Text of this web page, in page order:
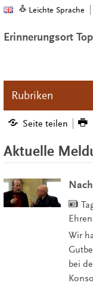
Leichte Sprache
Erinnerungsort
Rubriken
Seite teilen
Aktuelle
Wir
bei